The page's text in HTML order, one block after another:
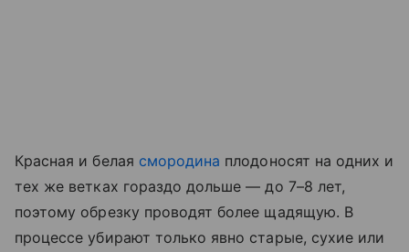
Красная и белая смородина плодоносят на одних и
тех же ветках гораздо дольше — до 7–8 лет,
поэтому обрезку проводят более щадящую. В
процессе убирают только явно старые, сухие или